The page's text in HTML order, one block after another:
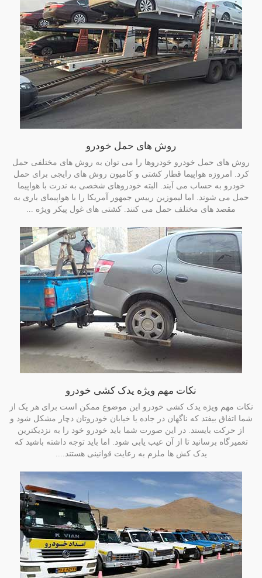
روش های حمل خودرو
روش های حمل خودرو خودروها را می توان به روش های مختلفی حمل
کرد. امروزه هواپیما قطار کشتی و کامیون روش های رایجی برای حمل
خودرو به حساب می آیند. البته خودروهای شخصی به ندرت با هواپیما
حمل می شوند. اما لیموزین رییس جمهور آمریکا را با هواپیمای باری به
مقصد های مختلف حمل می کنند. کشتی های غول پیکر ویژه ...
نکات مهم ویژه یدک کشی خودرو
نکات مهم ویژه یدک کشی خودرو این موضوع ممکن است برای هر یک از
شما اتفاق بیفتد که ناگهان در جاده یا خیابان خودروتان دچار مشکل شود و
از حرکت بایستد. در این صورت شما باید خودرو خود را به نزدیکترین
تعمیرگاه برسانید تا از آن عیب یابی شود. اما باید توجه داشته باشید که
یدک کش ها ملزم به رعایت قوانینی هستند....